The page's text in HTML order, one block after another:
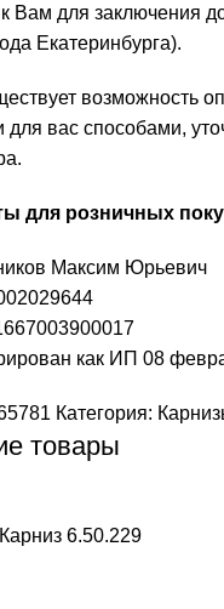
Вам для заключения
Екатеринбурга).
возможность
вас способами,
для розничных
Максим Юрьевич
как ИП 08
Категория:
товары